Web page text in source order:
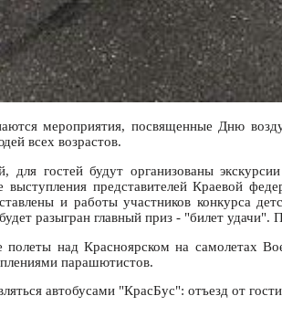
мероприятия, посвященные Дню
всех возрастов.
для гостей будут организованы
представителей Краевой
и работы участников конкурса
разыгран главный приз - "билет
полеты над Красноярском на
парашютистов.
автобусами "КрасБус": отъезд от